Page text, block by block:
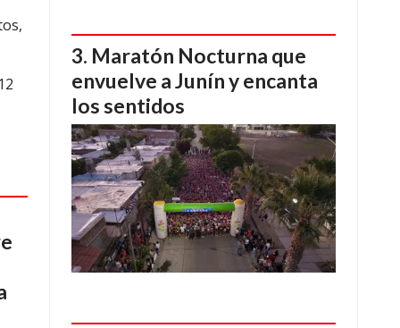
Maratón Nocturna que
envuelve a Junín y encanta
los sentidos